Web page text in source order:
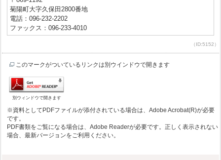
菊陽町大字久保田2800番地
電話：096-232-2202
ファックス：096-233-4010
（ID:5152）
このマークがついているリンクは別ウインドウで開きます
別ウィンドウで開きます
※資料としてPDFファイルが添付されている場合は、Adobe Acrobat(R)が必要
です。
PDF書類をご覧になる場合は、Adobe Readerが必要です。正しく表示されない
場合、最新バージョンをご利用ください。